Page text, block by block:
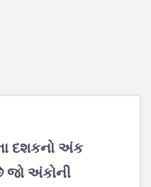
દશકનો અંક
અંકોની